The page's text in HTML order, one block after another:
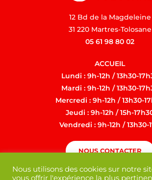
12 Bd de la Magdeleine
31 220 Martres-Tolosane
05 61 98 80 02
ACCUEIL
Lundi : 9h-12h / 13h30-
Mardi : 9h-12h / 13h30-
Mercredi : 9h-12h / 13h30-
Jeudi : 9h-12h / 15h-
Vendredi : 9h-12h / 13h30-
NOUS CONTACTER
Nous utilisons des cookies sur notre
vous offrir l'expérience la plus